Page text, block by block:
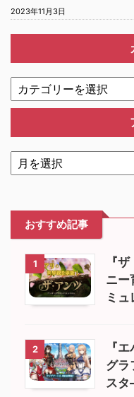
2023年11月3日
おすすめ記事
1
『
ニー
ミ
2
『
グラ
ス